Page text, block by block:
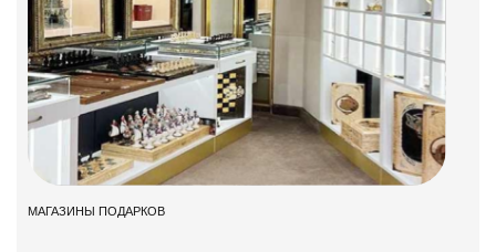
МАГАЗИНЫ ПОДАРКОВ